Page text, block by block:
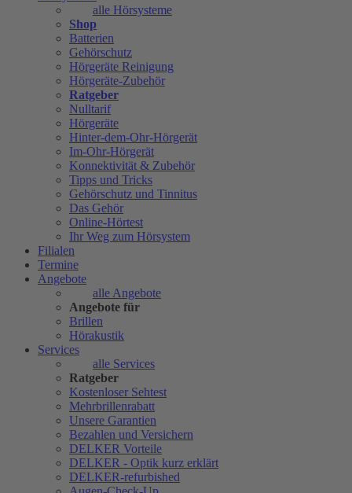
alle Hörsysteme
Shop
Batterien
Gehörschutz
Hörgeräte Reinigung
Hörgeräte-Zubehör
Ratgeber
Nulltarif
Hörgeräte
Hinter-dem-Ohr-Hörgerät
Im-Ohr-Hörgerät
Konnektivität & Zubehör
Tipps und Tricks
Gehörschutz und Tinnitus
Das Gehör
Online-Hörtest
Ihr Weg zum Hörsystem
Filialen
Termine
Angebote
alle Angebote
Angebote für
Brillen
Hörakustik
Services
alle Services
Ratgeber
Kostenloser Sehtest
Mehrbrillenrabatt
Unsere Garantien
Bezahlen und Versichern
DELKER Vorteile
DELKER - Optik kurz erklärt
DELKER-refurbished